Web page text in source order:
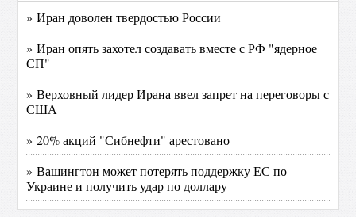
» Иран доволен твердостью России
» Иран опять захотел создавать вместе с РФ "ядерное
СП"
» Верховный лидер Ирана ввел запрет на переговоры с
США
» 20% акций "Сибнефти" арестовано
» Вашингтон может потерять поддержку ЕС по
Украине и получить удар по доллару